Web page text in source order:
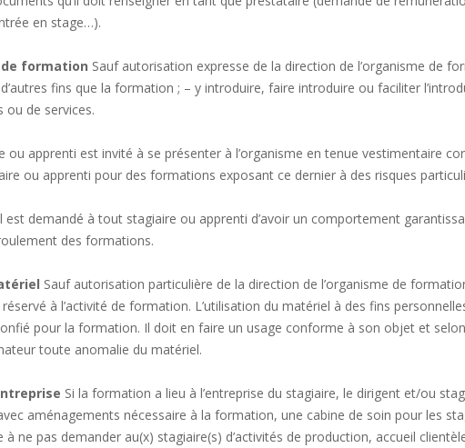
en stage…).
formation Sauf autorisation expresse de la direction de l’organisme de
fins que la formation ; – y introduire, faire introduire ou faciliter
ou de services.
ou apprenti est invité à se présenter à l’organisme en tenue vestimentaire
ou apprenti pour des formations exposant ce dernier à des risques
est demandé à tout stagiaire ou apprenti d’avoir un comportement
des formations.
Sauf autorisation particulière de la direction de l’organisme de
à l’activité de formation. L’utilisation du matériel à des fins
pour la formation. Il doit en faire un usage conforme à son objet et
toute anomalie du matériel.
Si la formation a lieu à l’entreprise du stagiaire, le dirigent et/ou
aménagements nécessaire à la formation, une cabine de soin pour les
à ne pas demander au(x) stagiaire(s) d’activités de production, accueil